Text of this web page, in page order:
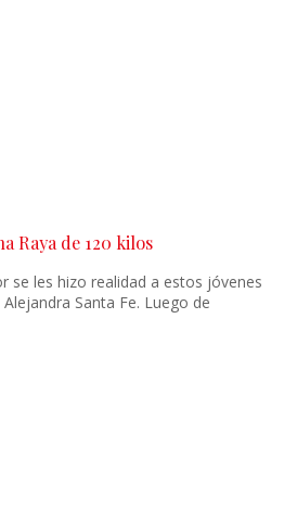
Raya de 120 kilos
se les hizo realidad a estos jóvenes
Santa Fe. Luego de